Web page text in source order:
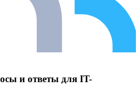
и ответы для IT-